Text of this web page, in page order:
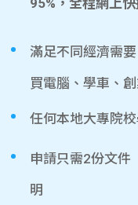
滿足不同經濟需
買電腦、學車、
任何本地大專院
申請只需2份文件
明